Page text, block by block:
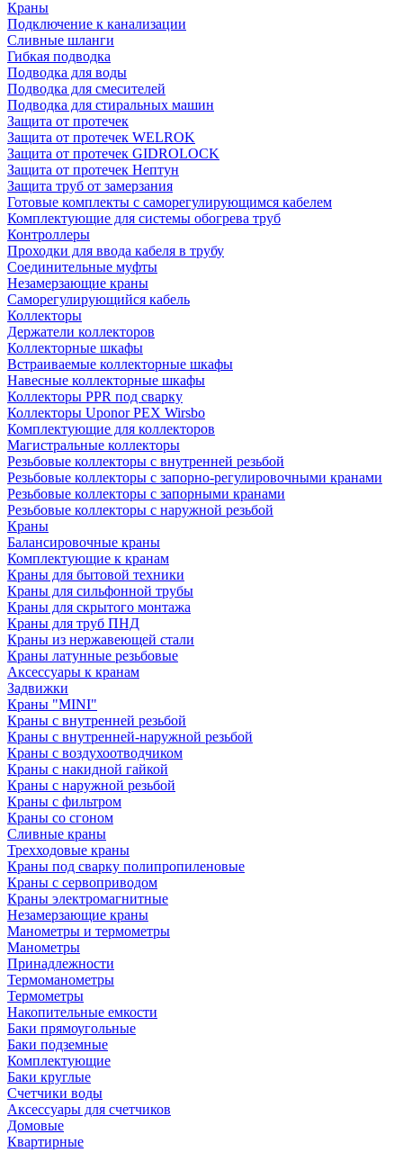
Краны
Подключение к канализации
Сливные шланги
Гибкая подводка
Подводка для воды
Подводка для смесителей
Подводка для стиральных машин
Защита от протечек
Защита от протечек WELROK
Защита от протечек GIDROLOCK
Защита от протечек Нептун
Защита труб от замерзания
Готовые комплекты с саморегулирующимся кабелем
Комплектующие для системы обогрева труб
Контроллеры
Проходки для ввода кабеля в трубу
Соединительные муфты
Незамерзающие краны
Саморегулирующийся кабель
Коллекторы
Держатели коллекторов
Коллекторные шкафы
Встраиваемые коллекторные шкафы
Навесные коллекторные шкафы
Коллекторы PPR под сварку
Коллекторы Uponor PEX Wirsbo
Комплектующие для коллекторов
Магистральные коллекторы
Резьбовые коллекторы с внутренней резьбой
Резьбовые коллекторы с запорно-регулировочными кранами
Резьбовые коллекторы с запорными кранами
Резьбовые коллекторы с наружной резьбой
Краны
Балансировочные краны
Комплектующие к кранам
Краны для бытовой техники
Краны для сильфонной трубы
Краны для скрытого монтажа
Краны для труб ПНД
Краны из нержавеющей стали
Краны латунные резьбовые
Аксессуары к кранам
Задвижки
Краны "MINI"
Краны с внутренней резьбой
Краны с внутренней-наружной резьбой
Краны с воздухоотводчиком
Краны с накидной гайкой
Краны с наружной резьбой
Краны с фильтром
Краны со сгоном
Сливные краны
Трехходовые краны
Краны под сварку полипропиленовые
Краны с сервоприводом
Краны электромагнитные
Незамерзающие краны
Манометры и термометры
Манометры
Принадлежности
Термоманометры
Термометры
Накопительные емкости
Баки прямоугольные
Баки подземные
Комплектующие
Баки круглые
Счетчики воды
Аксессуары для счетчиков
Домовые
Квартирные